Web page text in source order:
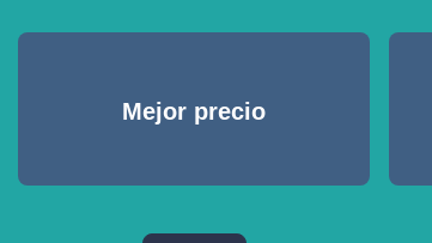
Mejor precio